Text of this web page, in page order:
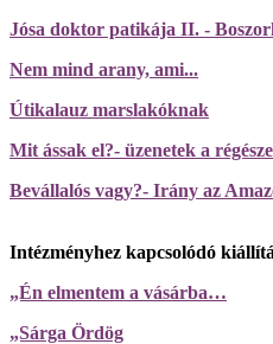
Jósa doktor patikája II. -
Nem mind arany, ami...
Útikalauz marslakóknak
Mit ássak el?- üzenetek a
Bevállalós vagy?- Irány az
Intézményhez kapcsolódó
„Én elmentem a vásárba…
„Sárga Ördög